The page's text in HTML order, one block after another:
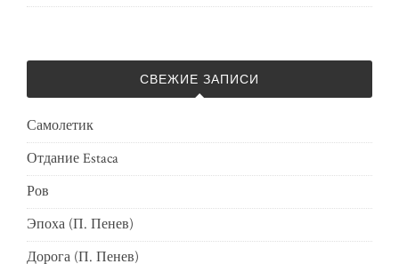
СВЕЖИЕ ЗАПИСИ
Самолетик
Отдание Estaca
Ров
Эпоха (П. Пенев)
Дорога (П. Пенев)